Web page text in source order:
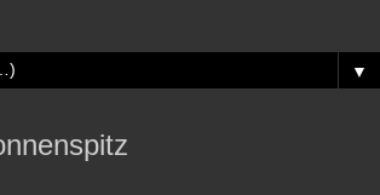
▼